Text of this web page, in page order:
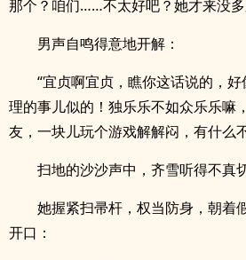
那个？咱们……不太好吧？她才来没
男声自鸣得意地开解：
“宜贞啊宜贞，瞧你这话说的，
理的事儿似的！独乐乐不如众乐乐嘛
友，一块儿玩个游戏解解闷，有什么
扫地的沙沙声中，齐雪听得不真
她握紧扫帚杆，权当防身，朝着
开口：